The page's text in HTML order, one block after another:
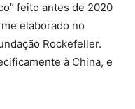
feito antes de 2020
elaborado no
Rockefeller.
à China, e